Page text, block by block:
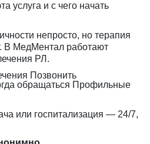
услуга и с чего начать
непросто, но терапия
В МедМентал работают
РЛ.
Позвонить
обращаться Профильные
или госпитализация — 24/7,